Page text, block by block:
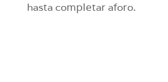
hasta completar aforo.